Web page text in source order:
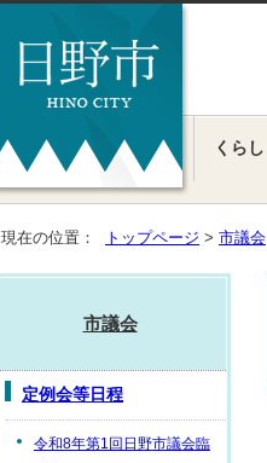
くら
現在の位置： トップページ > 市議会
市議会
定例会等日程
令和8年第1回日野市議会臨